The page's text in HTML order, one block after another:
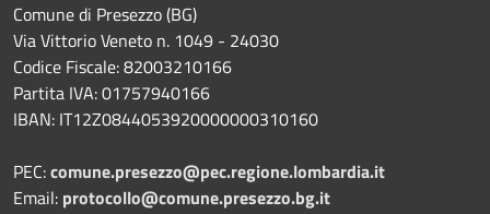
Comune di Presezzo (BG)
Via Vittorio Veneto n. 1049 - 24030
Codice Fiscale: 82003210166
Partita IVA: 01757940166
IBAN: IT12Z0844053920000000310160
PEC:comune.presezzo@pec.regione.lombardia.it
Email: protocollo@comune.presezzo.bg.it